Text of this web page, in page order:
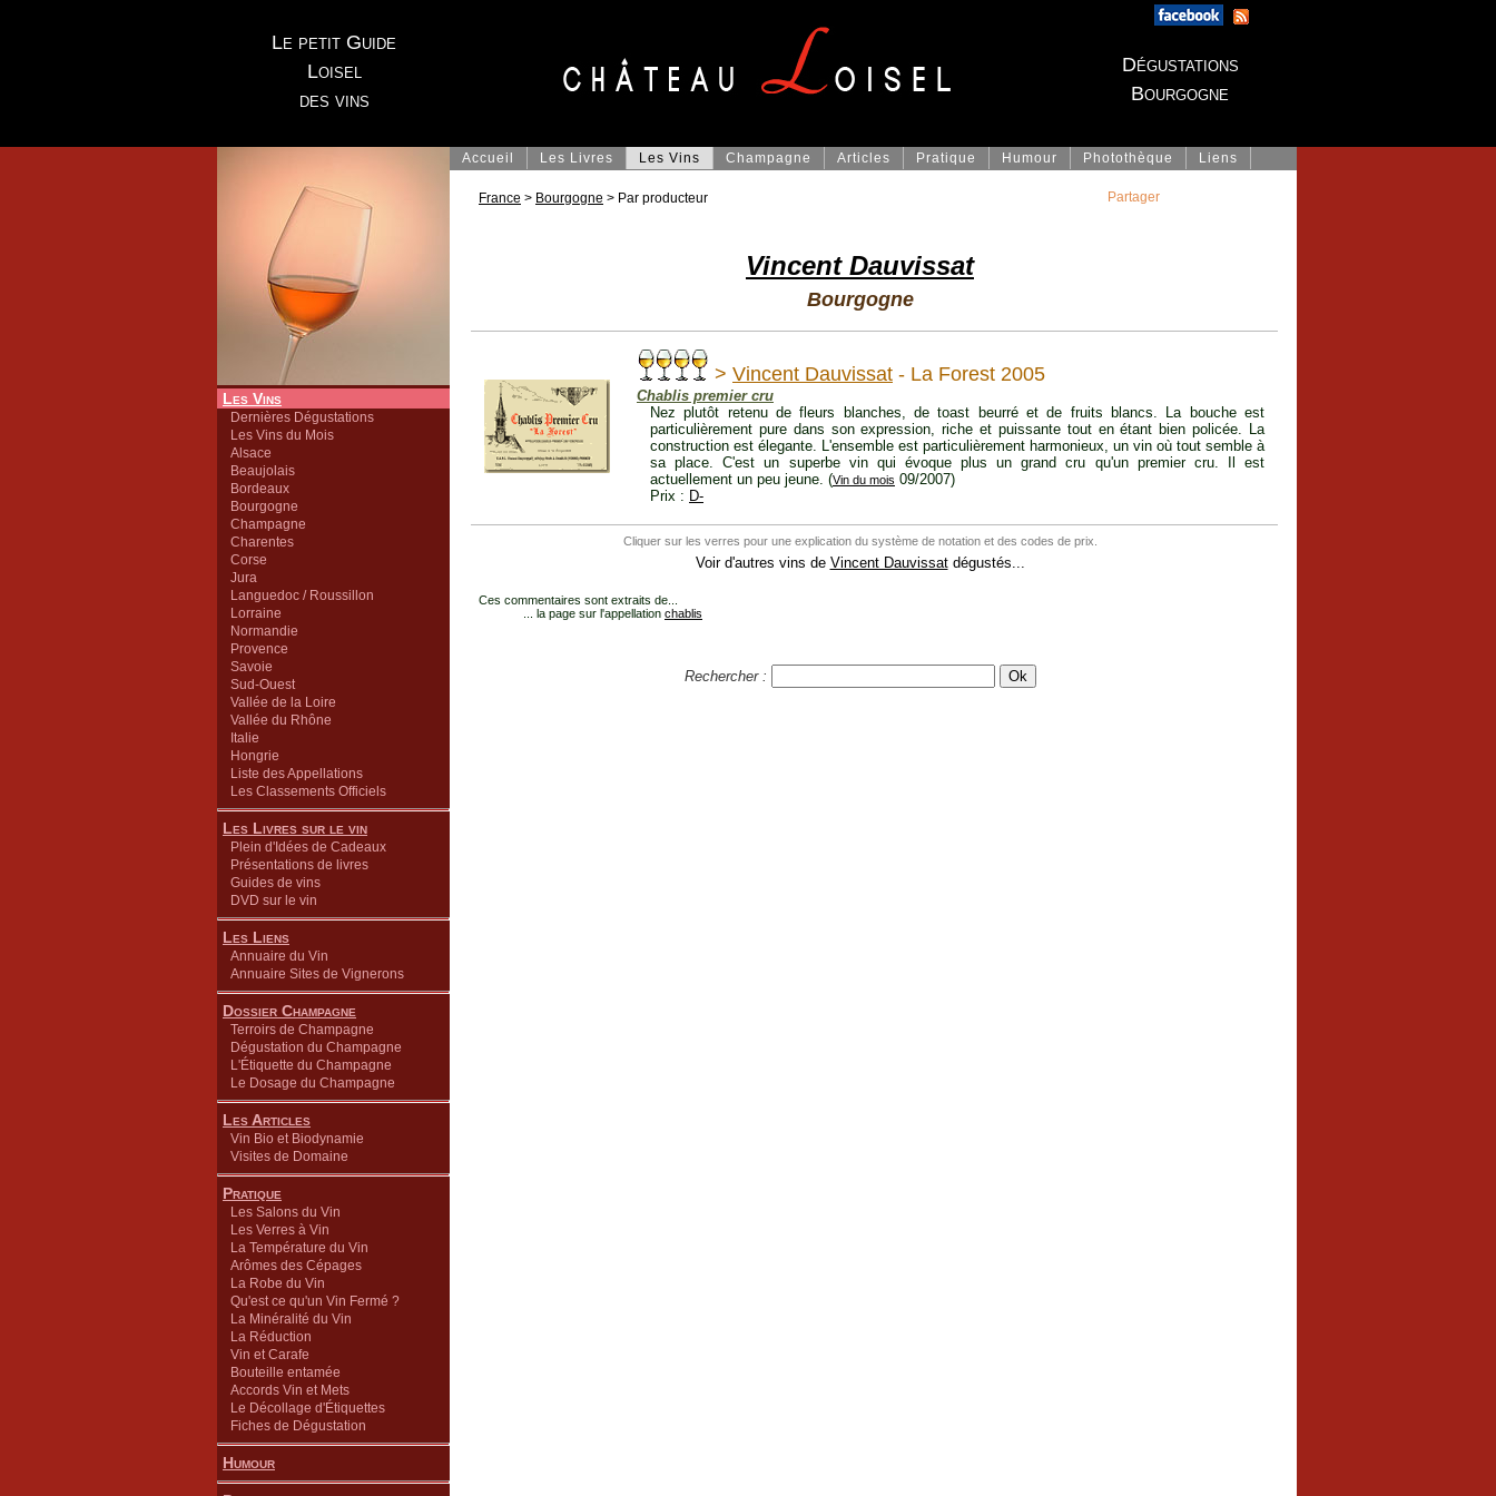
Le petit Guide
Loisel
des vins
Dégustations
Bourgogne
Les Vins
Dernières Dégustations
Les Vins du Mois
Alsace
Beaujolais
Bordeaux
Bourgogne
Champagne
Charentes
Corse
Jura
Languedoc / Roussillon
Lorraine
Normandie
Provence
Savoie
Sud-Ouest
Vallée de la Loire
Vallée du Rhône
Italie
Hongrie
Liste des Appellations
Les Classements Officiels
Les Livres sur le vin
Plein d'Idées de Cadeaux
Présentations de livres
Guides de vins
DVD sur le vin
Les Liens
Annuaire du Vin
Annuaire Sites de Vignerons
Dossier Champagne
Terroirs de Champagne
Dégustation du Champagne
L'Étiquette du Champagne
Le Dosage du Champagne
Les Articles
Vin Bio et Biodynamie
Visites de Domaine
Pratique
Les Salons du Vin
Les Verres à Vin
La Température du Vin
Arômes des Cépages
La Robe du Vin
Qu'est ce qu'un Vin Fermé ?
La Minéralité du Vin
La Réduction
Vin et Carafe
Bouteille entamée
Accords Vin et Mets
Le Décollage d'Étiquettes
Fiches de Dégustation
Humour
Accueil Les Livres Les Vins Champagne Articles Pratique Humour Photothèque Liens
France > Bourgogne > Par producteur
Vincent Dauvissat
Bourgogne
> Vincent Dauvissat - La Forest 2005
Chablis premier cru
Nez plutôt retenu de fleurs blanches, de toast beurré et de fruits blancs. La bouche est
particulièrement pure dans son expression, riche et puissante tout en étant bien policée. La
construction est élegante. L'ensemble est particulièrement harmonieux, un vin où tout semble à
sa place. C'est un superbe vin qui évoque plus un grand cru qu'un premier cru. Il est
actuellement un peu jeune. (Vin du mois 09/2007)
Prix : D-
Cliquer sur les verres pour une explication du système de notation et des codes de prix.
Voir d'autres vins de Vincent Dauvissatdégustés...
Ces commentaires sont extraits de...
... la page sur l'appellation chablis
Rechercher :
Partager